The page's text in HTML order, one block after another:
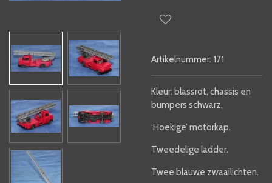
Artikelnummer: 171
Kleur: blassrot, chassis en
bumpers schwarz,
‘Hoekige’ motorkap.
Tweedelige ladder.
Twee blauwe zwaailichten.